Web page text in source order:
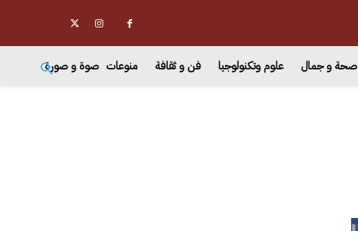
صحة و جمال علوم وتكنولوجيا فن و ثقافة منوعات صوة و صورة